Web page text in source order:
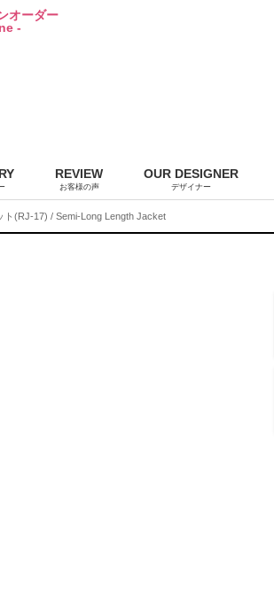
オーダー
-
REVIEW
お客様の声
OUR DESIGNER
デザイナー
ト(RJ-17) / Semi-Long Length Jacket